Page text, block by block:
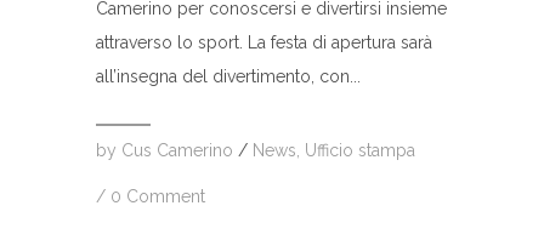
Camerino per conoscersi e divertirsi insieme
attraverso lo sport. La festa di apertura sarà
all’insegna del divertimento, con...
by Cus Camerino / News, Ufficio stampa
/ 0 Comment